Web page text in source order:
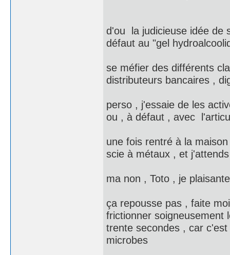
d'ou la judicieuse idée de
défaut au "gel
se méfier des différents
distributeurs bancaires ,
perso , j'essaie de les
ou , à défaut , avec
une fois rentré à la
scie à métaux , et
ma non , Toto , je
ça repousse pas , faite
frictionner soigneusement
trente secondes , car
microbes